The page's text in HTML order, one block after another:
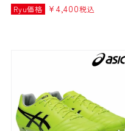
Ryu価格 ¥ 4,400税込